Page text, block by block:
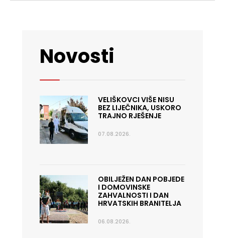
Novosti
VELIŠKOVCI VIŠE NISU
BEZ LIJEČNIKA, USKORO
TRAJNO RJEŠENJE
07.08.2026.
OBILJEŽEN DAN POBJEDE
I DOMOVINSKE
ZAHVALNOSTI I DAN
HRVATSKIH BRANITELJA
06.08.2026.